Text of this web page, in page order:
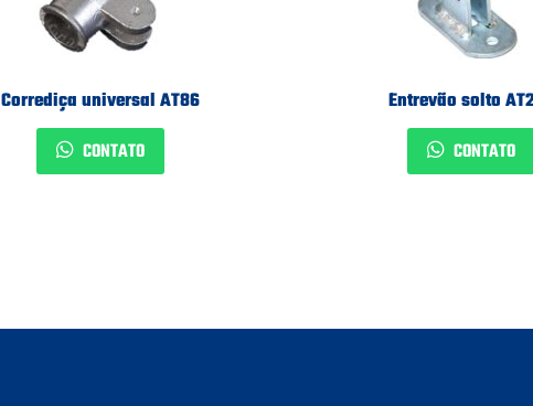
Corrediça universal AT86
CONTATO
Entrevão solto
CONTATO